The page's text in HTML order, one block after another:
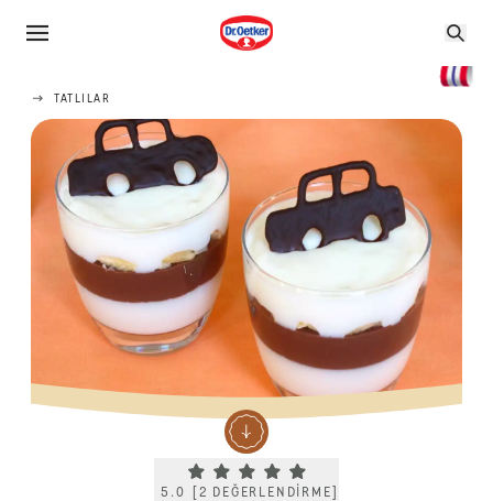
TATLILAR
Current rating 5.0. Click to rate.
5.0 2 DEĞERLENDIRME